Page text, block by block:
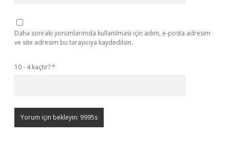
Daha sonraki yorumlarımda kullanılması için adım, e-posta adresim
ve site adresim bu tarayıcıya kaydedilsin.
10 - 4 kaçtır?*